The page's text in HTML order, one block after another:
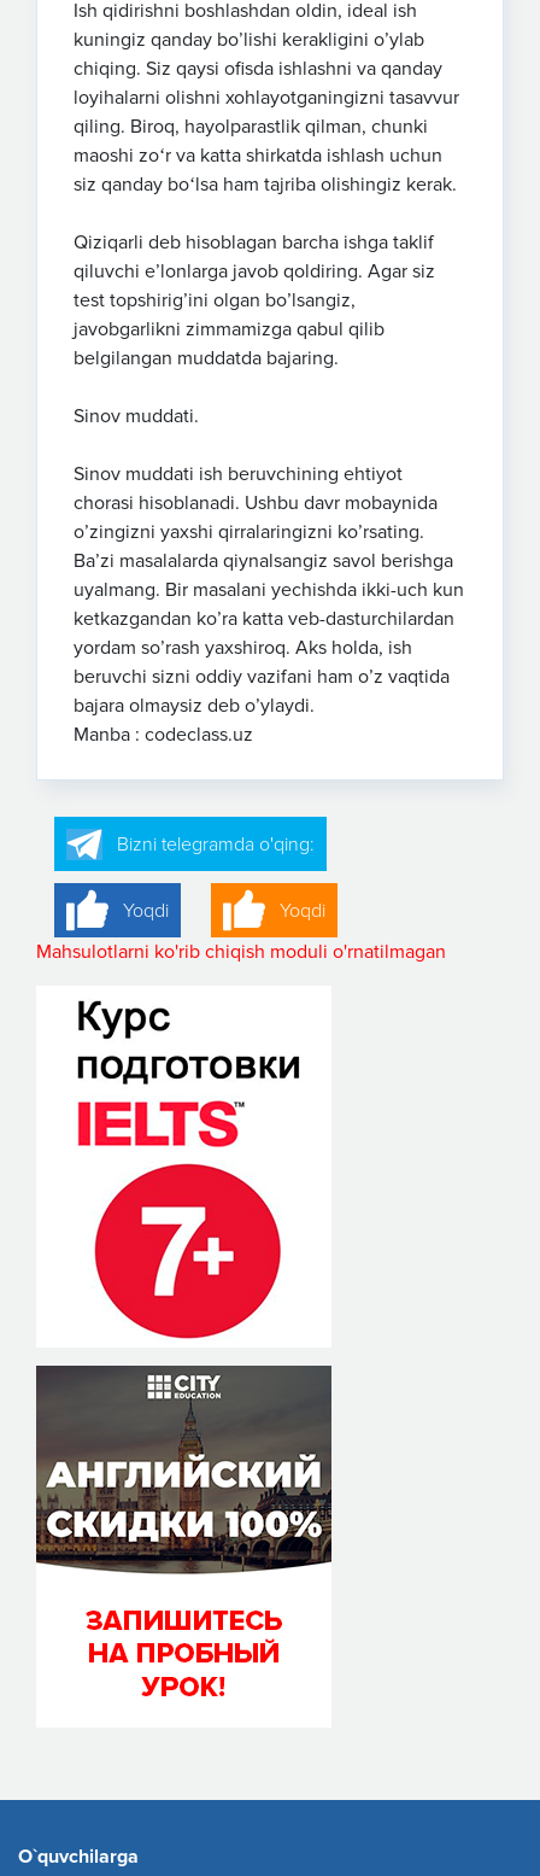
Ish qidirishni boshlashdan oldin, ideal ish
kuningiz qanday bo’lishi kerakligini o’ylab
chiqing. Siz qaysi ofisda ishlashni va qanday
loyihalarni olishni xohlayotganingizni tasavvur
qiling. Biroq, hayolparastlik qilman, chunki
maoshi zoʻr va katta shirkatda ishlash uchun
siz qanday boʻlsa ham tajriba olishingiz kerak.
Qiziqarli deb hisoblagan barcha ishga taklif
qiluvchi eʼlonlarga javob qoldiring. Agar siz
test topshirig’ini olgan bo’lsangiz,
javobgarlikni zimmamizga qabul qilib
belgilangan muddatda bajaring.
Sinov muddati.
Sinov muddati ish beruvchining ehtiyot
chorasi hisoblanadi. Ushbu davr mobaynida
o’zingizni yaxshi qirralaringizni ko’rsating.
Baʼzi masalalarda qiynalsangiz savol berishga
uyalmang. Bir masalani yechishda ikki-uch kun
ketkazgandan ko’ra katta veb-dasturchilardan
yordam so’rash yaxshiroq. Aks holda, ish
beruvchi sizni oddiy vazifani ham o’z vaqtida
bajara olmaysiz deb o’ylaydi.
Manba : codeclass.uz
Bizni telegramda o'qing:
Yoqdi
Yoqdi
Mahsulotlarni ko'rib chiqish moduli o'rnatilmagan
O`quvchilarga